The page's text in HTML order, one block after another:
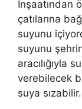
İnşaatından
çatılarına
suyunu
suyunu
aracılığıyla
verebilecek
suya sızabilir.